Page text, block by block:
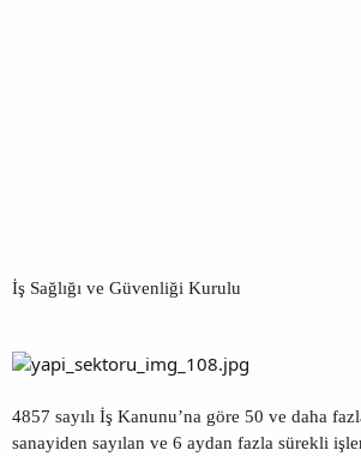
İş Sağlığı ve Güvenliği Kurulu
4857 sayılı İş Kanunu’na göre 50 ve daha
sanayiden sayılan ve 6 aydan fazla sürekli